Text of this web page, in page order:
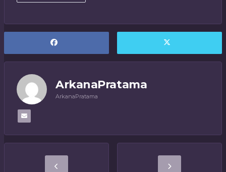
ArkanaPratama
ArkanaPratama